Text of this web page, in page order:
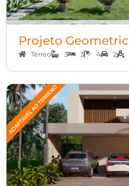
Projeto Geometric
Térreo 3 3 4 2